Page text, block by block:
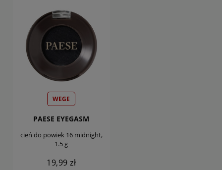
WEGE
PAESE EYEGASM
cień do powiek 16 midnight,
1.5 g
19,99 zł